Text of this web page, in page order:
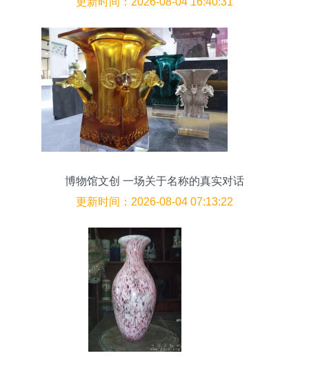
博物馆文创 一场关于名称的真实对话
更新时间：2026-08-04 07:13:22